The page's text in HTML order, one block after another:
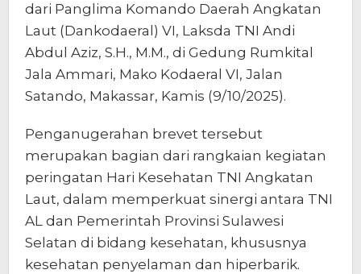
dari Panglima Komando Daerah Angkatan
Laut (Dankodaeral) VI, Laksda TNI Andi
Abdul Aziz, S.H., M.M., di Gedung Rumkital
Jala Ammari, Mako Kodaeral VI, Jalan
Satando, Makassar, Kamis (9/10/2025).
Penganugerahan brevet tersebut
merupakan bagian dari rangkaian kegiatan
peringatan Hari Kesehatan TNI Angkatan
Laut, dalam memperkuat sinergi antara TNI
AL dan Pemerintah Provinsi Sulawesi
Selatan di bidang kesehatan, khususnya
kesehatan penyelaman dan hiperbarik.